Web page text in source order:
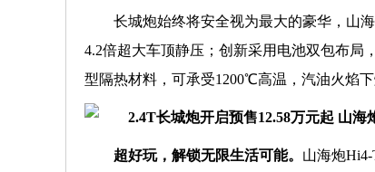
长城炮始终将安全视为最大的豪华，山
4.2倍超大车顶静压；创新采用电池双包布局
型隔热材料，可承受1200℃高温，汽油火焰
超好玩，解锁无限生活可能。 山海炮